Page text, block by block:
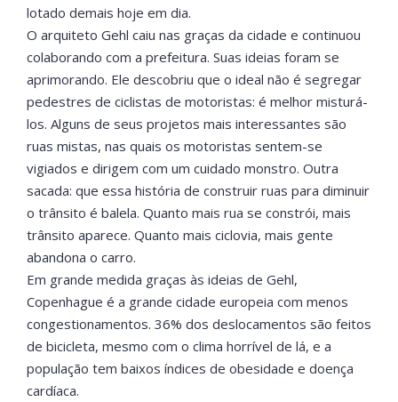
lotado demais hoje em dia.
O arquiteto Gehl caiu nas graças da cidade e continuou
colaborando com a prefeitura. Suas ideias foram se
aprimorando. Ele descobriu que o ideal não é segregar
pedestres de ciclistas de motoristas: é melhor misturá-
los. Alguns de seus projetos mais interessantes são
ruas mistas, nas quais os motoristas sentem-se
vigiados e dirigem com um cuidado monstro. Outra
sacada: que essa história de construir ruas para diminuir
o trânsito é balela. Quanto mais rua se constrói, mais
trânsito aparece. Quanto mais ciclovia, mais gente
abandona o carro.
Em grande medida graças às ideias de Gehl,
Copenhague é a grande cidade europeia com menos
congestionamentos. 36% dos deslocamentos são feitos
de bicicleta, mesmo com o clima horrível de lá, e a
população tem baixos índices de obesidade e doença
cardíaca.